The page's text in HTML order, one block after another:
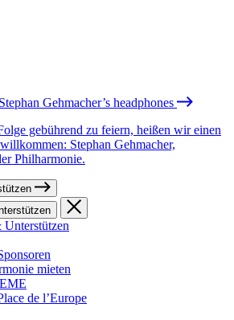
Gehmacher’s headphones
gebührend zu feiern, heißen wir einen
Stephan Gehmacher,
Philharmonie.
mieten
de l’Europe